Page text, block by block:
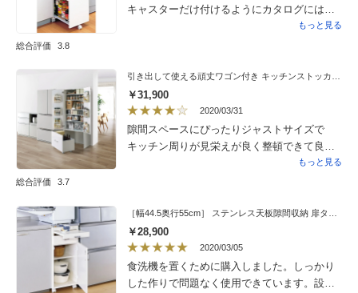
総合評価 3.8
キャスターだけ付けるようにカタログには書
いてありましたが、実際は取っ手なども付け
がなく、しばらく「この部品は一体何？」と
迷ってしまいました。使い勝手は良さそう
で、台所がすっきりしました。
もっと見る
総合評価 3.7
￥31,900
2020/03/31
隙間スペースにぴったりジャストサイズで
キッチン周りが見栄えが良く整頓できて良
かった。前扉の建て付け悪い。組み立て方の
部にも留め具があってもいいと思う。下部分
が上部に比べて前に浮いている様な感じがす
る。
もっと見る
￥28,900
2020/03/05
食洗機を置くために購入しました。しっかり
した作りで問題なく使用できています。設置